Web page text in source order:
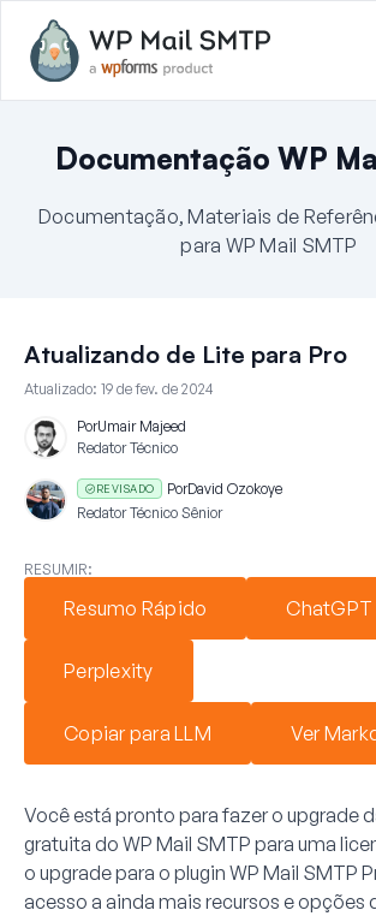
Documentação WP
Documentação, Materiais de
para WP Mail SMTP
Atualizando de Lite para Pro
Atualizado: 19 de fev. de 2024
PorUmair Majeed
Redator Técnico
REVISADO PorDavid Ozokoye
Redator Técnico Sênior
RESUMIR:
Resumo Rápido ChatGPT
Perplexity
Copiar para LLM Ver
Você está pronto para fazer o upgrade
gratuita do WP Mail SMTP para uma
o upgrade para o plugin WP Mail SMTP
acesso a ainda mais recursos e opções